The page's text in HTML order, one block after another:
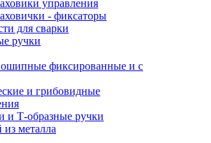
управления
- фиксаторы
для сварки
ручки
фиксированные и с
и грибовидные
и Т-образные ручки
металла